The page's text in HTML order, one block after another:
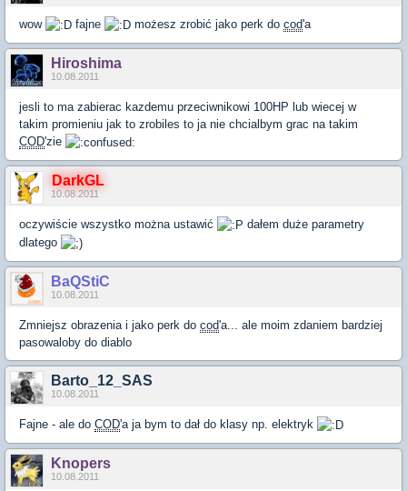
wow fajne możesz zrobić jako perk do cod'a
Hiroshima
10.08.2011
jesli to ma zabierac kazdemu przeciwnikowi 100HP lub wiecej w
takim promieniu jak to zrobiles to ja nie chcialbym grac na takim
COD'zie
DarkGL
10.08.2011
oczywiście wszystko można ustawić
dałem duże parametry
dlatego
BaQStiC
10.08.2011
Zmniejsz obrazenia i jako perk do cod'a... ale moim zdaniem bardziej
pasowaloby do diablo
Barto_12_SAS
10.08.2011
Fajne - ale do COD'a ja bym to dał do klasy np. elektryk
Knopers
10.08.2011